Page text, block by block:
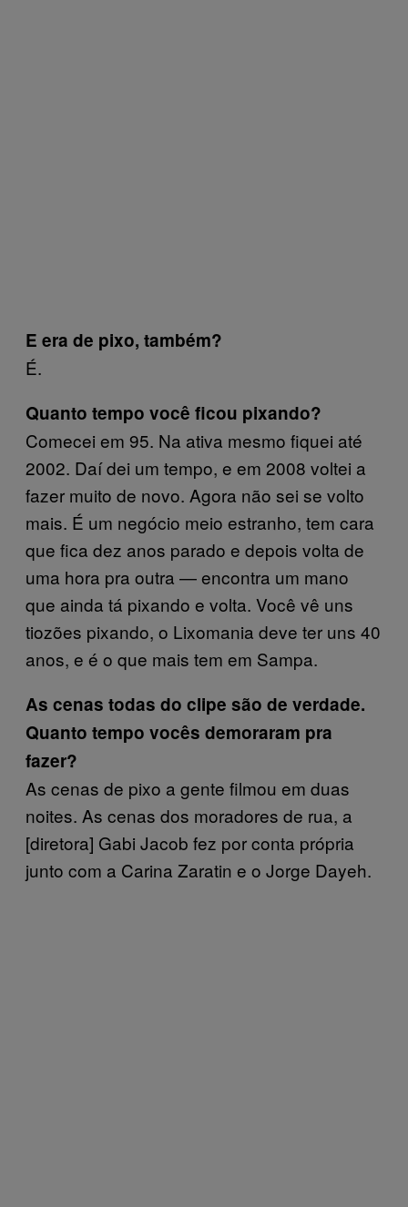
E era de pixo, também?
É.
Quanto tempo você ficou pixando?
Comecei em 95. Na ativa mesmo fiquei até
2002. Daí dei um tempo, e em 2008 voltei a
fazer muito de novo. Agora não sei se volto
mais. É um negócio meio estranho, tem cara
que fica dez anos parado e depois volta de
uma hora pra outra — encontra um mano
que ainda tá pixando e volta. Você vê uns
tiozões pixando, o Lixomania deve ter uns 40
anos, e é o que mais tem em Sampa.
As cenas todas do clipe são de verdade.
Quanto tempo vocês demoraram pra
fazer?
As cenas de pixo a gente filmou em duas
noites. As cenas dos moradores de rua, a
[diretora] Gabi Jacob fez por conta própria
junto com a Carina Zaratin e o Jorge Dayeh.